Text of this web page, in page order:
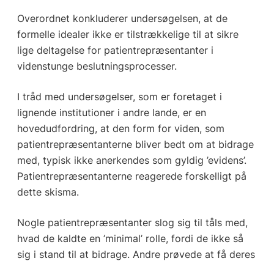
Overordnet konkluderer undersøgelsen, at de
formelle idealer ikke er tilstrækkelige til at sikre
lige deltagelse for patientrepræsentanter i
videnstunge beslutningsprocesser.
I tråd med undersøgelser, som er foretaget i
lignende institutioner i andre lande, er en
hovedudfordring, at den form for viden, som
patientrepræsentanterne bliver bedt om at bidrage
med, typisk ikke anerkendes som gyldig ’evidens’.
Patientrepræsentanterne reagerede forskelligt på
dette skisma.
Nogle patientrepræsentanter slog sig til tåls med,
hvad de kaldte en ’minimal’ rolle, fordi de ikke så
sig i stand til at bidrage. Andre prøvede at få deres